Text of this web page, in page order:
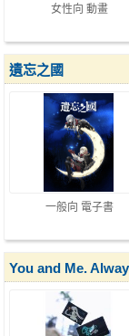
女性向 動畫
一般向 電子書
遺忘之國
You and Me.